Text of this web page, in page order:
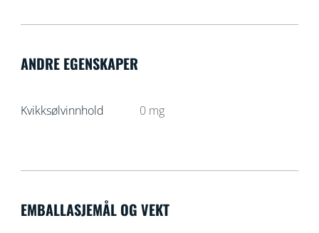
ANDRE EGENSKAPER
Kvikksølvinnhold 0 mg
EMBALLASJEMÅL OG VEKT